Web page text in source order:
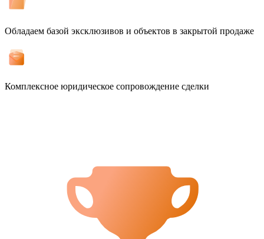
Обладаем базой эксклюзивов и объектов в закрытой продаже
Комплексное юридическое сопровождение сделки